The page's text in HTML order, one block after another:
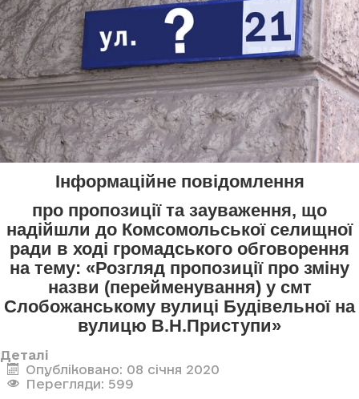
Інформаційне повідомлення
про пропозиції та зауваження, що
надійшли до Комсомольської селищної
ради в ході громадського обговорення
на тему: «Розгляд пропозиції про зміну
назви (перейменування) у смт
Слобожанському вулиці Будівельної на
вулицю В.Н.Приступи»
Деталі
Опубліковано: 08 січня 2020
Перегляди: 599